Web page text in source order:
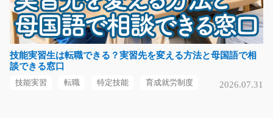
自動車部品の組み付けのオシゴト/i01_00365
急募
【新着案件☆】車部品を機械にセットして組み付けるオ
シゴト(＾＾)/難しい…
長期（3ヶ月以上）
時給1100円
技能実習生は転職できる？実習先を変える方法と母国語で相
談できる窓口
技能実習 転職 特定技能 育成就労制度 2026.07.31